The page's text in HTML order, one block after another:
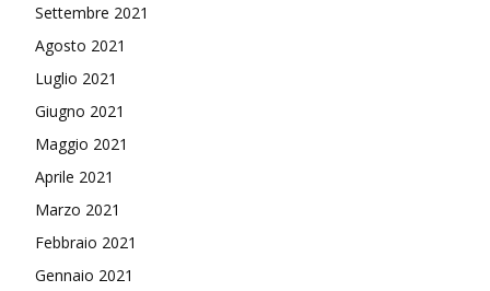
Settembre 2021
Agosto 2021
Luglio 2021
Giugno 2021
Maggio 2021
Aprile 2021
Marzo 2021
Febbraio 2021
Gennaio 2021